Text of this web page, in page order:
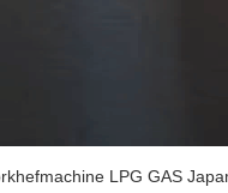
LPG GAS